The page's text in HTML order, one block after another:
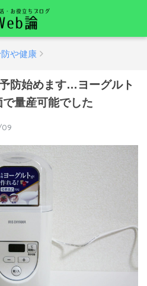
や健康
防始めます…ヨーグルト
量産可能でした